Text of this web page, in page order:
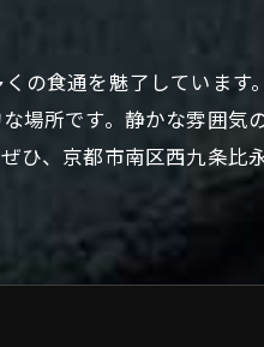
の食通を魅了しています
場所です。静かな雰囲気
ひ、京都市南区西九条比